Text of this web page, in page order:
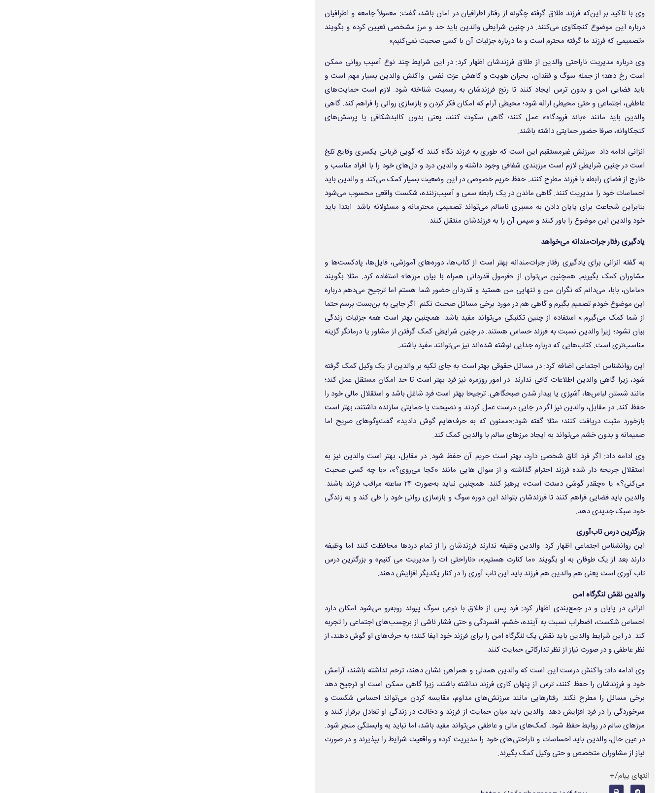
وی با تاکید بر این‌که فرزند طلاق گرفته چگونه از رفتار اطرافیان در امان باشد، گفت: معمولاً جامعه و اطرافیان
درباره این موضوع کنجکاوی می‌کنند. در چنین شرایطی والدین باید حد و مرز مشخصی تعیین کرده و بگویند
«تصمیمی که فرزند ما گرفته محترم است و ما درباره جزئیات آن با کسی صحبت نمی‌کنیم».
وی درباره مدیریت ناراحتی والدین از طلاق فرزندشان اظهار کرد: در این شرایط چند نوع آسیب روانی ممکن
است رخ دهد؛ از جمله سوگ و فقدان، بحران هویت و کاهش عزت نفس. واکنش والدین بسیار مهم است و
باید فضایی امن و بدون ترس ایجاد کنند تا رنج فرزندشان به رسمیت شناخته شود. لازم است حمایت‌های
عاطفی، اجتماعی و حتی محیطی ارائه شود؛ محیطی آرام که امکان فکر کردن و بازسازی روانی را فراهم کند. گاهی
والدین باید مانند «باند فرودگاه» عمل کنند؛ گاهی سکوت کنند، یعنی بدون کالبدشکافی یا پرسش‌های
کنجکاوانه، صرفا حضور حمایتی داشته باشند.
انزانی ادامه داد: سرزنش غیرمستقیم این است که طوری به فرزند نگاه کنند که گویی قربانی یکسری وقایع تلخ
است در چنین شرایطی لازم است مرزبندی‌ شفافی وجود داشته و والدین درد و دل‌های خود را با افراد مناسب و
خارج از فضای رابطه با فرزند مطرح کنند. حفظ حریم خصوصی در این وضعیت بسیار کمک‌ می‌کند و والدین باید
احساسات خود را مدیریت کنند. گاهی ماندن در یک رابطه سمی و آسیب‌زننده، شکست واقعی محسوب می‌شود
بنابراین شجاعت برای پایان دادن به مسیری ناسالم می‌تواند تصمیمی محترمانه و مسئولانه باشد. ابتدا باید
خود والدین این موضوع را باور کنند و سپس آن را به فرزندشان منتقل کنند.
یادگیری رفتار جرات‌مندانه می‌خواهد
به گفته انزانی برای یادگیری رفتار جرات‌مندانه بهتر است از کتاب‌ها، دوره‌های آموزشی، فایل‌ها، پادکست‌ها و
مشاوران کمک بگیریم. همچنین می‌توان از «فرمول قدردانی همراه با بیان مرزها» استفاده کرد. مثلا بگویند
«مامان، بابا، می‌دانم که نگران من و تنهایی من هستید و قدردان حضور شما هستم اما ترجیح می‌دهم درباره
این موضوع خودم تصمیم بگیرم و گاهی هم در مورد برخی مسائل صحبت نکنم. اگر جایی به بن‌بست برسم حتما
از شما کمک می‌گیرم.» استفاده از چنین تکنیکی می‌تواند مفید باشد. همچنین بهتر است همه جزئیات زندگی
بیان نشود؛ زیرا والدین نسبت به فرزند حساس هستند. در چنین شرایطی کمک گرفتن از مشاور یا درمانگر گزینه
مناسب‌تری است. کتاب‌هایی که درباره جدایی نوشته شده‌اند نیز می‌توانند مفید باشند.
این روانشناس اجتماعی اضافه کرد: در مسائل حقوقی بهتر است به جای تکیه بر والدین از یک وکیل کمک گرفته
شود، زیرا گاهی والدین اطلاعات کافی ندارند. در امور روزمره نیز فرد بهتر است تا حد امکان مستقل عمل کند؛
مانند شستن لباس‌ها، آشپزی یا بیدار شدن صبحگاهی. ترجیحا بهتر است فرد شاغل باشد و استقلال مالی خود را
حفظ کند. در مقابل، والدین نیز اگر در جایی درست عمل کردند و نصیحت یا حمایتی سازنده داشتند، بهتر است
بازخورد مثبت دریافت کنند؛ مثلا گفته شود:«ممنون که به حرف‌هایم گوش دادید» گفت‌وگوهای صریح اما
صمیمانه و بدون خشم می‌تواند به ایجاد مرزهای سالم با والدین کمک کند.
وی ادامه داد: اگر فرد اتاق شخصی دارد، بهتر است حریم آن حفظ شود. در مقابل، بهتر است والدین نیز به
استقلال جریحه دار شده فرزند احترام گذاشته و از سوال هایی مانند «کجا می‌روی؟»، «با چه کسی صحبت
می‌کنی؟» یا «چقدر گوشی دستت است» پرهیز کنند. همچنین نباید به‌صورت ۲۴ ساعته مراقب فرزند باشند.
والدین باید فضایی فراهم کنند تا فرزندشان بتواند این دوره سوگ و بازسازی روانی خود را طی کند و به زندگی
خود سبک جدیدی دهد.
بزرگترین درس تاب‌آوری
این روانشناس اجتماعی اظهار کرد: والدین وظیفه ندارند فرزندشان را از تمام دردها محافظت کنند اما وظیفه
دارند بعد از یک طوفان به او بگویند «ما کنارت هستیم»، «ناراحتی ات را مدیریت می کنیم» و بزرگترین درس
تاب آوری است یعنی هم والدین هم فرزند باید این تاب آوری را در کنار یکدیگر افزایش دهند.
والدین نقش لنگرگاه امن
انزانی در پایان و در جمع‌بندی اظهار کرد: فرد پس از طلاق با نوعی سوگ پیوند روبه‌رو می‌شود امکان دارد
احساس شکست، اضطراب نسبت به آینده، خشم، افسردگی و حتی فشار ناشی از برچسب‌های اجتماعی را تجربه
کند. در این شرایط والدین باید نقش یک لنگرگاه امن را برای فرزند خود ایفا کنند؛ به حرف‌های او گوش دهند، از
نظر عاطفی و در صورت نیاز از نظر تدارکاتی حمایت کنند.
وی ادامه داد: واکنش درست این است که والدین همدلی و همراهی نشان دهند، ترحم نداشته باشند، آرامش
خود و فرزندشان را حفظ کنند، ترس از پنهان کاری فرزند نداشته باشند، زیرا گاهی ممکن است او ترجیح دهد
برخی مسائل را مطرح نکند. رفتارهایی مانند سرزنش‌های مداوم، مقایسه کردن می‌تواند احساس شکست و
سرخوردگی را در فرد افزایش دهد. والدین باید میان حمایت از فرزند و دخالت در زندگی او تعادل برقرار کنند و
مرزهای سالم در روابط حفظ شود. کمک‌های مالی و عاطفی می‌تواند مفید باشد، اما نباید به وابستگی منجر شود.
در عین حال، والدین باید احساسات و ناراحتی‌های خود را مدیریت کرده و واقعیت شرایط را بپذیرند و در صورت
نیاز از مشاوران متخصص و حتی وکیل کمک بگیرند.
انتهای پیام/+